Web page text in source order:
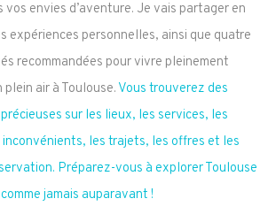
envies d’aventure. Je vais partager en
expériences personnelles, ainsi que quatre
recommandées pour vivre pleinement
plein air à Toulouse. Vous trouverez des
sur les lieux, les services, les
les trajets, les offres et les
Préparez-vous à explorer Toulouse
comme jamais auparavant !